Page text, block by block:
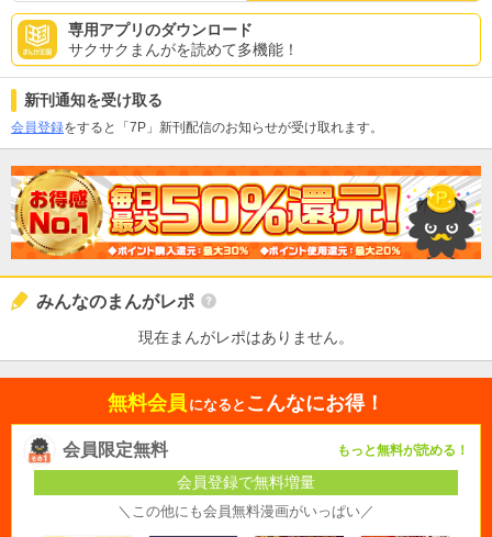
専用アプリのダウンロード
サクサクまんがを読めて多機能！
新刊通知を受け取る
会員登録をすると「7P」新刊配信のお知らせが受け取れます。
みんなのまんがレポ
現在まんがレポはありません。
無料会員 になると こんなにお得！
会員限定無料 もっと無料が読める！
会員登録で無料増量
＼この他にも会員無料漫画がいっぱい／